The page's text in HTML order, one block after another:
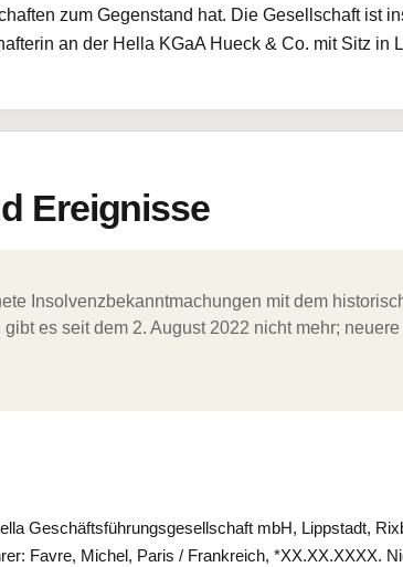
zum Gegenstand hat. Die Gesellschaft ist
an der Hella KGaA Hueck & Co. mit Sitz in
Ereignisse
Insolvenzbekanntmachungen mit dem
es seit dem 2. August 2022 nicht mehr;
Geschäftsführungsgesellschaft mbH, Lippstadt,
Favre, Michel, Paris / Frankreich, *XX.XX.XXXX.